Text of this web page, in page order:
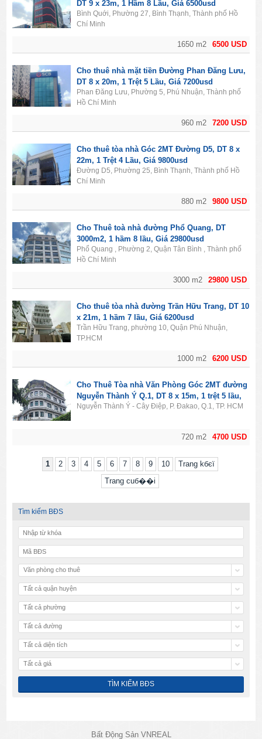
6500 USD
1650 m2
DT 9 x 23m, 1 Hầm 8 Lầu, Giá 6500usd
Bình Quới, Phường 27, Bình Thạnh, Thành phố Hồ
Chí Minh
7200 USD
960 m2
Cho thuê nhà mặt tiền Đường Phan Đăng Lưu,
DT 8 x 20m, 1 Trệt 5 Lầu, Giá 7200usd
Phan Đăng Lưu, Phường 5, Phú Nhuận, Thành phố
Hồ Chí Minh
9800 USD
880 m2
Cho thuê tòa nhà Góc 2MT Đường D5, DT 8 x
22m, 1 Trệt 4 Lầu, Giá 9800usd
Đường D5, Phường 25, Bình Thạnh, Thành phố Hồ
Chí Minh
29800 USD
3000 m2
Cho Thuê toà nhà đường Phổ Quang, DT
3000m2, 1 hầm 8 lầu, Giá 29800usd
Phổ Quang , Phường 2, Quận Tân Bình , Thành phố
Hồ Chí Minh
6200 USD
1000 m2
Cho thuê tòa nhà đường Trần Hữu Trang, DT 10
x 21m, 1 hầm 7 lầu, Giá 6200usd
Trần Hữu Trang, phường 10, Quận Phú Nhuận,
TP.HCM
4700 USD
720 m2
Cho Thuê Tòa nhà Văn Phòng Góc 2MT đường
Nguyễn Thành Ý Q.1, DT 8 x 15m, 1 trệt 5 lầu,
Giá 4700usd
Nguyễn Thành Ý - Cây Điệp, P. Đakao, Q.1, TP. HCM
1 2 3 4 5 6 7 8 9 10
Trang kбєї
Trang cuб��i
Tìm kiếm BĐS
Văn phòng cho thuê
Tất cả quận huyện
Tất cả phường
Tất cả đường
Tất cả diện tích
Tất cả giá
Bất Động Sản VNREAL